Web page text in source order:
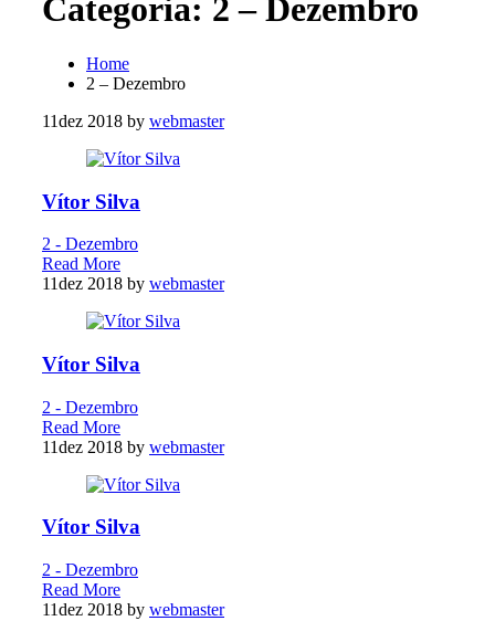
Categoria: 2 – Dezembro
Home
2 – Dezembro
11dez 2018 by webmaster
Vítor Silva
2 - Dezembro
Read More
11dez 2018 by webmaster
Vítor Silva
2 - Dezembro
Read More
11dez 2018 by webmaster
Vítor Silva
2 - Dezembro
Read More
11dez 2018 by webmaster